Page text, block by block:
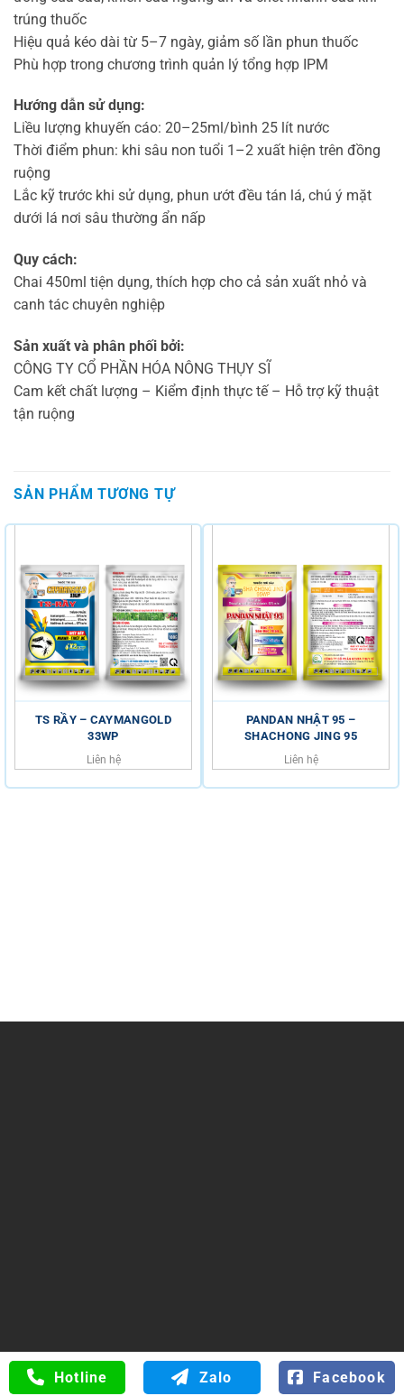
trúng thuốc
Hiệu quả kéo dài từ 5–7 ngày, giảm số lần phun thuốc
Phù hợp trong chương trình quản lý tổng hợp IPM
Hướng dẫn sử dụng:
Liều lượng khuyến cáo: 20–25ml/bình 25 lít nước
Thời điểm phun: khi sâu non tuổi 1–2 xuất hiện trên đồng
ruộng
Lắc kỹ trước khi sử dụng, phun ướt đều tán lá, chú ý mặt
dưới lá nơi sâu thường ẩn nấp
Quy cách:
Chai 450ml tiện dụng, thích hợp cho cả sản xuất nhỏ và
canh tác chuyên nghiệp
Sản xuất và phân phối bởi:
CÔNG TY CỔ PHẦN HÓA NÔNG THỤY SĨ
Cam kết chất lượng – Kiểm định thực tế – Hỗ trợ kỹ thuật
tận ruộng
SẢN PHẨM TƯƠNG TỰ
TS RẦY – CAYMANGOLD
33WP
Liên hệ
PANDAN NHẬT 95 –
SHACHONG JING 95
Liên hệ
Hotline Zalo Facebook